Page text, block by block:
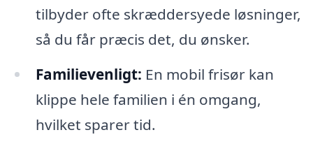
tilbyder ofte skræddersyede løsninger,
så du får præcis det, du ønsker.
Familievenligt: En mobil frisør kan
klippe hele familien i én omgang,
hvilket sparer tid.